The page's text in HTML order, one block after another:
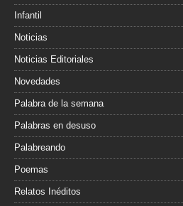
Infantil
Noticias
Noticias Editoriales
Novedades
Palabra de la semana
Palabras en desuso
Palabreando
Poemas
Relatos Inéditos